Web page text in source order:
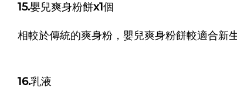
15.嬰兒爽身粉餅x1個
相較於傳統的爽身粉，嬰兒爽身粉餅較適合新
16.乳液